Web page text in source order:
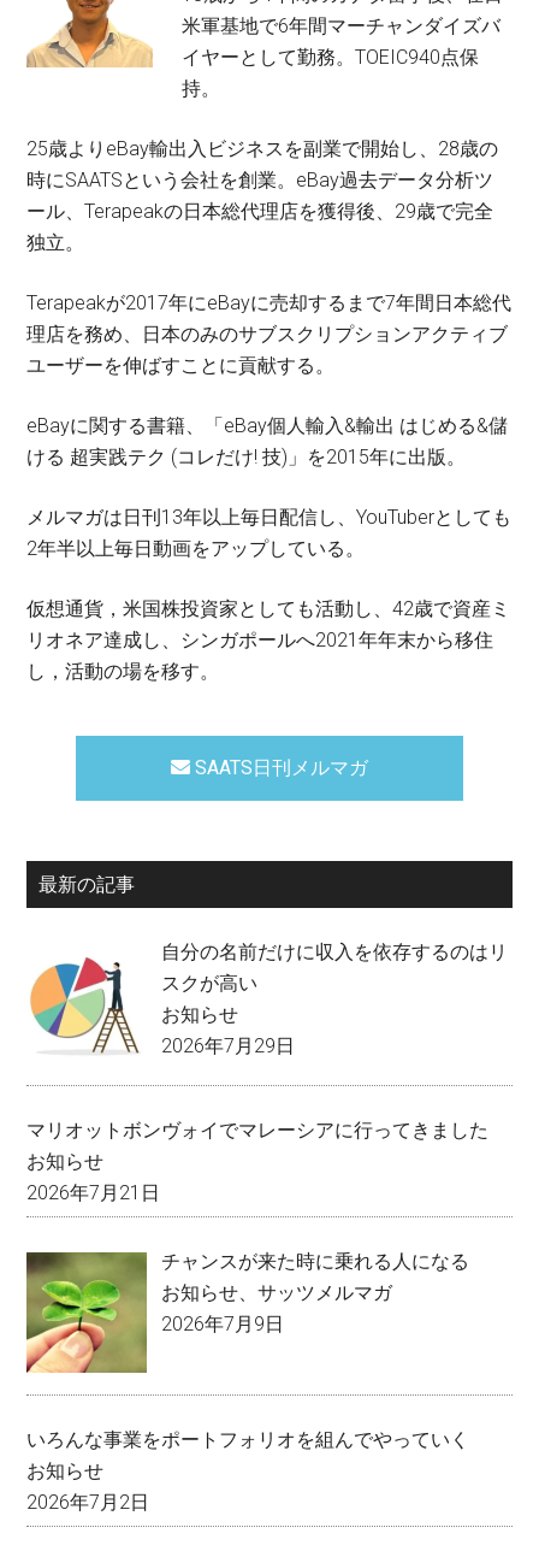
米軍基地で6年間マーチャンダイズバ
イヤーとして勤務。TOEIC940点保
持。
25歳よりeBay輸出入ビジネスを副業で開始し、28歳の
時にSAATSという会社を創業。eBay過去データ分析ツ
ール、Terapeakの日本総代理店を獲得後、29歳で完全
独立。
Terapeakが2017年にeBayに売却するまで7年間日本総代
理店を務め、日本のみのサブスクリプションアクティブ
ユーザーを伸ばすことに貢献する。
eBayに関する書籍、「eBay個人輸入&輸出 はじめる&儲
ける 超実践テク (コレだけ! 技)」を2015年に出版。
メルマガは日刊13年以上毎日配信し、YouTuberとしても
2年半以上毎日動画をアップしている。
仮想通貨，米国株投資家としても活動し、42歳で資産ミ
リオネア達成し、シンガポールへ2021年年末から移住
し，活動の場を移す。
SAATS日刊メルマガ
最新の記事
自分の名前だけに収入を依存するのはリ
スクが高い
お知らせ
2026年7月29日
マリオットボンヴォイでマレーシアに行ってきました
お知らせ
2026年7月21日
チャンスが来た時に乗れる人になる
お知らせ、サッツメルマガ
2026年7月9日
いろんな事業をポートフォリオを組んでやっていく
お知らせ
2026年7月2日